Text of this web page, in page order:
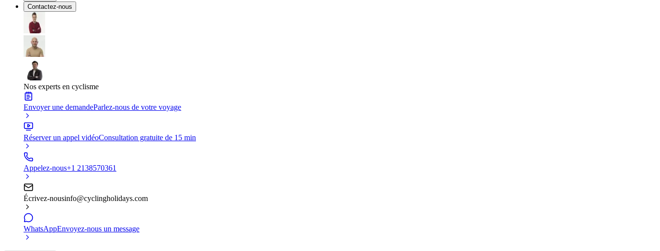
Contactez-nous
Nos experts en cyclisme
Envoyer une demandeParlez-nous de votre voyage
Réserver un appel vidéoConsultation gratuite de 15 min
Appelez-nous+1 2138570361
Écrivez-nousinfo@cyclingholidays.com
WhatsAppEnvoyez-nous un message